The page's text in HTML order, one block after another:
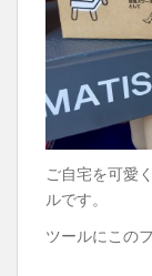
ご自宅を可愛
ルです。
ツールにこの